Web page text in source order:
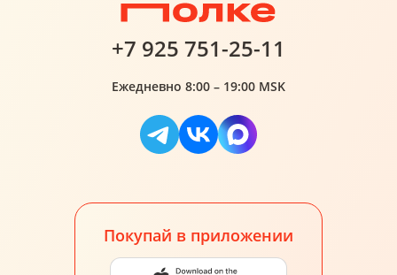
+7 925 751-25-11
Ежедневно 8:00 – 19:00 MSK
Покупай в приложении